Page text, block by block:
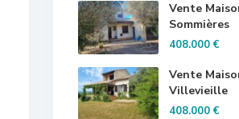
Vente
Sommières
408.000 €
Vente
Villevieille
408.000 €